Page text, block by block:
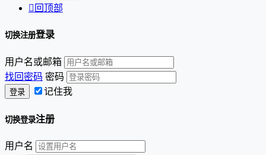
 回顶部
切换注册登录
用户名或邮箱
找回密码 密码
记住我
切换登录注册
用户名